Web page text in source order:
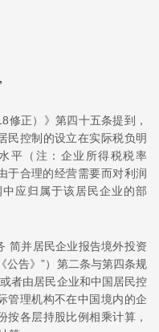
修正）》第四十五条提到，
民控制的设立在实际税负明
平（注：企业所得税税率
于合理的经营需要而对利润
应归属于该居民企业的部
简并居民企业报告境外投资
公告》”）第二条与第四条规
者由居民企业和中国居民控
管理机构不在中国境内的企
按各层持股比例相乘计算，